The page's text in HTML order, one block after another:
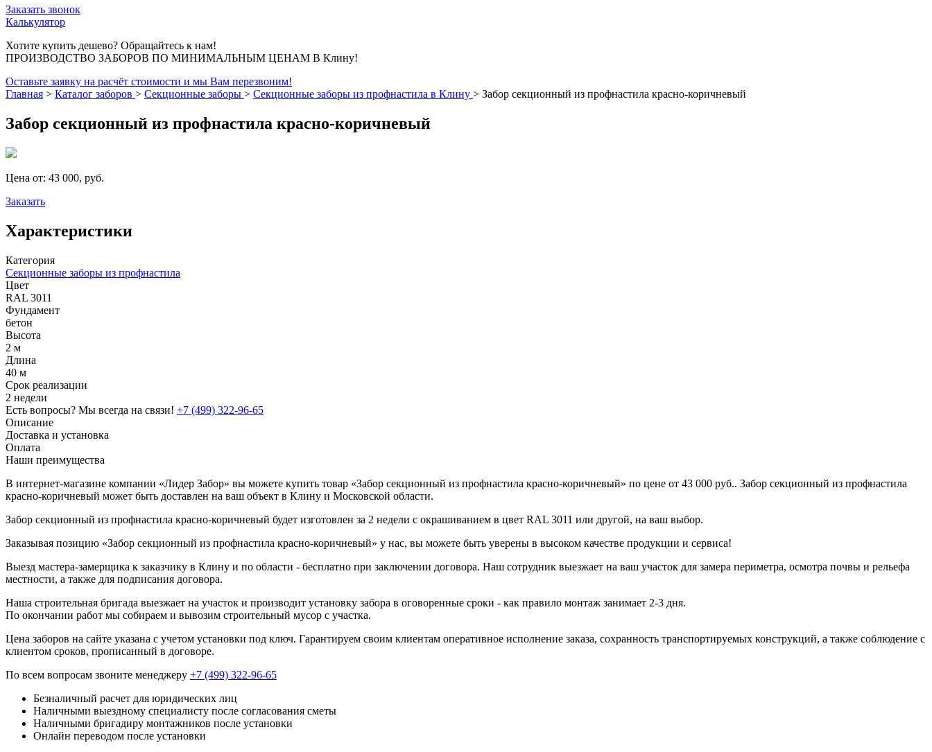
Заказать звонок
Калькулятор
Хотите купить дешево? Обращайтесь к нам!
ПРОИЗВОДСТВО ЗАБОРОВ ПО МИНИМАЛЬНЫМ ЦЕНАМ В Клину!
Оставьте заявку на расчёт стоимости и мы Вам перезвоним!
Главная > Каталог заборов > Секционные заборы > Секционные заборы из профнастила в Клину > Забор секционный из профнастила красно-коричневый
Забор секционный из профнастила красно-коричневый
Цена от: 43 000, руб.
Заказать
Характеристики
Категория
Секционные заборы из профнастила
Цвет
RAL 3011
Фундамент
бетон
Высота
2 м
Длина
40 м
Срок реализации
2 недели
Есть вопросы? Мы всегда на связи! +7 (499) 322-96-65
Описание
Доставка и установка
Оплата
Наши преимущества
В интернет-магазине компании «Лидер Забор» вы можете купить товар «Забор секционный из профнастила красно-коричневый» по цене от 43 000 руб.. Забор секционный из профнастила
красно-коричневый может быть доставлен на ваш объект в Клину и Московской области.
Забор секционный из профнастила красно-коричневый будет изготовлен за 2 недели с окрашиванием в цвет RAL 3011 или другой, на ваш выбор.
Заказывая позицию «Забор секционный из профнастила красно-коричневый» у нас, вы можете быть уверены в высоком качестве продукции и сервиса!
Выезд мастера-замерщика к заказчику в Клину и по области - бесплатно при заключении договора. Наш сотрудник выезжает на ваш участок для замера периметра, осмотра почвы и рельефа
местности, а также для подписания договора.
Наша строительная бригада выезжает на участок и производит установку забора в оговоренные сроки - как правило монтаж занимает 2-3 дня.
По окончании работ мы собираем и вывозим строительный мусор с участка.
Цена заборов на сайте указана с учетом установки под ключ. Гарантируем своим клиентам оперативное исполнение заказа, сохранность транспортируемых конструкций, а также соблюдение с
клиентом сроков, прописанный в договоре.
По всем вопросам звоните менеджеру +7 (499) 322-96-65
Безналичный расчет для юридических лиц
Наличными выездному специалисту после согласования сметы
Наличными бригадиру монтажников после установки
Онлайн переводом после установки